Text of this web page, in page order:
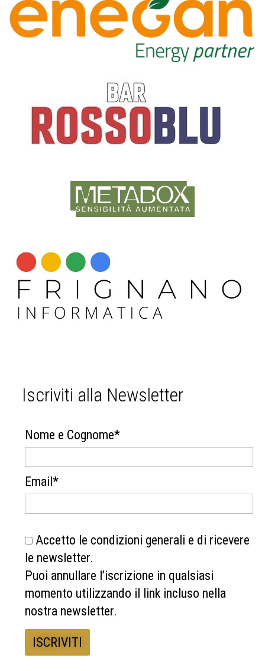
Iscriviti alla Newsletter
Nome e Cognome*
Email*
Accetto le condizioni generali e di ricevere
le newsletter.
Puoi annullare l’iscrizione in qualsiasi
momento utilizzando il link incluso nella
nostra newsletter.